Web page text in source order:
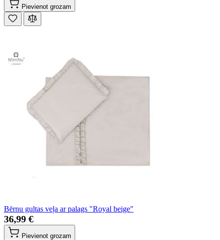
Pievienot grozam
Bērnu gultas veļa ar palags "Royal beige"
36,99 €
Pievienot grozam